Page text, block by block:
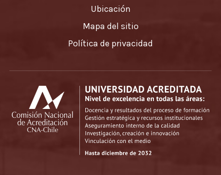
Ubicación
Mapa del sitio
Política de privacidad